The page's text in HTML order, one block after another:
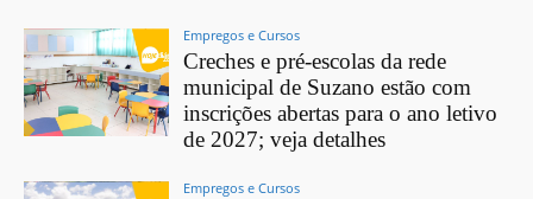
Empregos e Cursos
Creches e pré-escolas da rede
municipal de Suzano estão com
inscrições abertas para o ano letivo
de 2027; veja detalhes
Empregos e Cursos